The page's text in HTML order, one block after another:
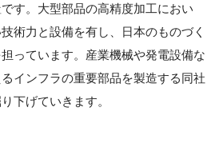
です。大型部品の高精度加工におい
術力と設備を有し、日本のものづく
っています。産業機械や発電設備な
インフラの重要部品を製造する同社
下げていきます。